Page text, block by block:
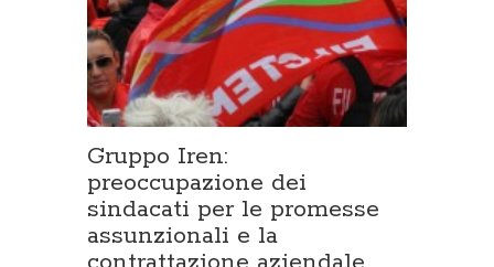
Gruppo Iren:
preoccupazione dei
sindacati per le promesse
assunzionali e la